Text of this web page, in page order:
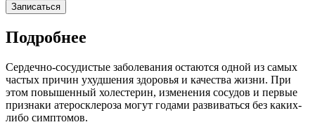
Записаться
Подробнее
Сердечно-сосудистые заболевания остаются одной из самых
частых причин ухудшения здоровья и качества жизни. При
этом повышенный холестерин, изменения сосудов и первые
признаки атеросклероза могут годами развиваться без каких-
либо симптомов.